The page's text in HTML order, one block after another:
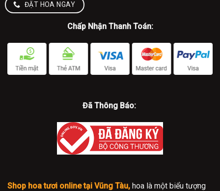
ĐẶT HOA NGAY
Chấp Nhận Thanh Toán:
Đã Thông Báo:
Shop hoa tươi online tại Vũng Tàu, hoa là một biểu tượng